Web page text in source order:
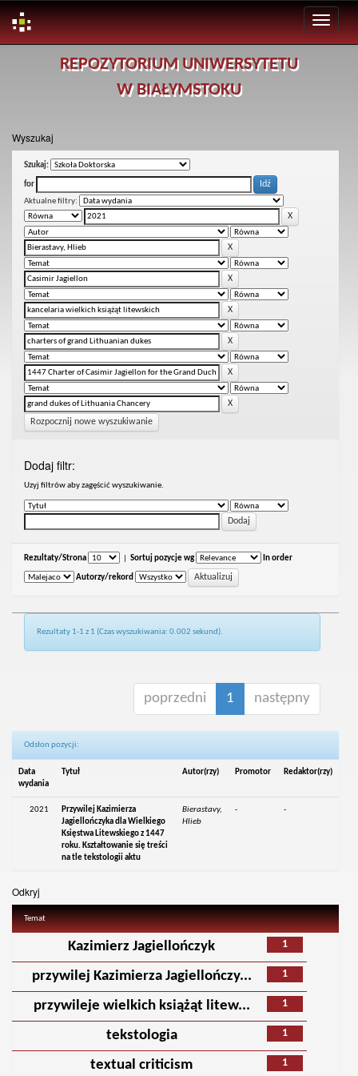
REPOZYTORIUM UNIWERSYTETU
W BIAŁYMSTOKU
Wyszukaj
Szukaj:
for
Aktualne filtry:
Rozpocznij nowe wyszukiwanie
Dodaj filtr:
Uzyj filtrów aby zagęścić wyszukiwanie.
Rezultaty/Strona Sortuj pozycje wg In order
Autorzy/rekord
Rezultaty 1-1 z 1 (Czas wyszukiwania: 0.002 sekund).
poprzedni 1 następny
Odsłon pozycji:
Data
wydania
Tytuł Autor(rzy) Promotor Redaktor(rzy)
2021
Przywilej Kazimierza
Jagiellończyka dla Wielkiego
Księstwa Litewskiego z 1447
roku. Kształtowanie się treści
na tle tekstologii aktu
Bierastavy,
Hlieb
- -
Odkryj
Temat
1
Kazimierz Jagiellończyk
1
przywilej Kazimierza Jagiellończy...
1
przywileje wielkich książąt litew...
1
tekstologia
1
textual criticism